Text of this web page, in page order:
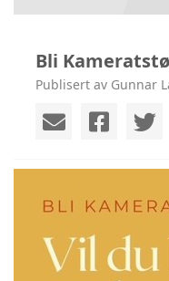
Bli
Publisert av Gunnar